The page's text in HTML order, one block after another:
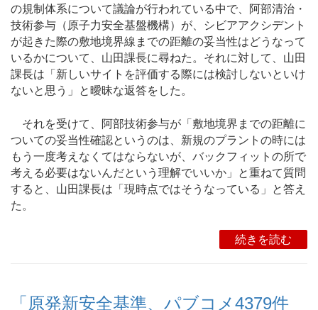
の規制体系について議論が行われている中で、阿部清治・
技術参与（原子力安全基盤機構）が、シビアアクシデント
が起きた際の敷地境界線までの距離の妥当性はどうなって
いるかについて、山田課長に尋ねた。それに対して、山田
課長は「新しいサイトを評価する際には検討しないといけ
ないと思う」と曖昧な返答をした。
それを受けて、阿部技術参与が「敷地境界までの距離に
ついての妥当性確認というのは、新規のプラントの時には
もう一度考えなくてはならないが、バックフィットの所で
考える必要はないんだという理解でいいか」と重ねて質問
すると、山田課長は「現時点ではそうなっている」と答え
た。
続きを読む
「原発新安全基準、パブコメ4379件